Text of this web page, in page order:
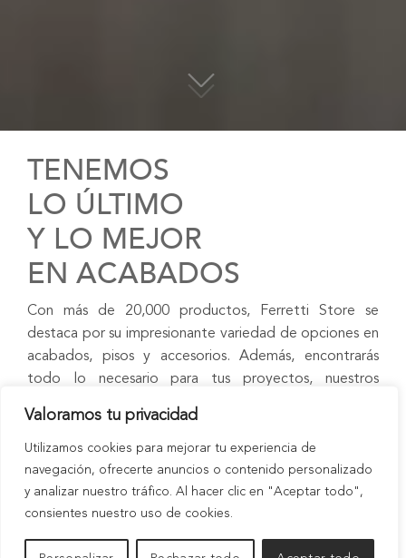
Valoramos tu privacidad
Utilizamos cookies para mejorar tu experiencia de
navegación, ofrecerte anuncios o contenido personalizado
y analizar nuestro tráfico. Al hacer clic en "Aceptar todo",
consientes nuestro uso de cookies.
TENEMOS
LO ÚLTIMO
Y LO MEJOR
EN ACABADOS
Con más de 20,000 productos, Ferretti Store se
destaca por su impresionante variedad de opciones en
acabados, pisos y accesorios. Además, encontrarás
todo lo necesario para tus proyectos, nuestros
personalizada.